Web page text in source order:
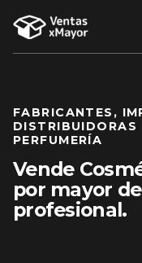
FABRICANTES,
DISTRIBUIDORAS
PERFUMERÍA
Vende
por mayor
profesional.